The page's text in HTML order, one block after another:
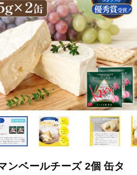
ンベールチーズ 2個 缶タ